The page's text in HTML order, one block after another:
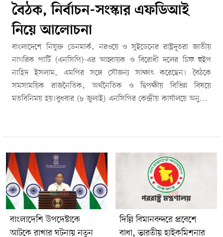
বৈঠক, নির্বাচন-সংস্কার এফডিআই
নিয়ে আলোচনা
বাংলাদেশে নিযুক্ত ডেনমার্ক, নরওয়ে ও সুইডেনের রাষ্ট্রদূতরা জাতীয়
নাগরিক পার্টি (এনসিপি)-এর আহ্বায়ক ও বিরোধী দলের চিফ হুইপ
নাহিদ ইসলাম, এমপির সঙ্গে সৌজন্য সাক্ষাৎ করেছেন। বৈঠকে
সমসাময়িক রাজনৈতিক, অর্থনৈতিক ও দ্বিপক্ষীয় বিভিন্ন বিষয়ে
মতবিনিময় হয়।বুধবার (৮ জুলাই) এনসিপির কেন্দ্রীয় কার্যালয়ে অনুষ্ঠিত
হোকন আরাল্ড গুলব্রানসেন এবং সুইডেনের রাষ্ট্রদূত হিজ এক্সেলেন্সি
নিকোলাস উইকস।এনসিপির পক্ষ থেকে বৈঠকে উপস্থিত ছিলেন দলের
আন্তর্জাতিক বিষয়ক ইন-চার্জ আলাউদ্দিন মোহাম্মদ এবং ইউরোপ ডেস্ক
সমন্বয়কারী নাভিদ নওরোজ শাহ।বৈঠকে সম্প্রতি গণভোটের মাধ্যমে
অনুমোদিত জুলাই সনদ বাস্তবায়নের অগ্রগতি, এর গুরুত্বপূর্ণ সংস্কার,
আসন্ন স্থানীয় সরকার নির্বাচন এবং বাংলাদেশ ও নর্ডিক দেশগুলোর
পারস্পরিক অর্থনৈতিক সহযোগিতার সম্ভাবনা নিয়ে বিস্তারিত আলোচনা
হয়।রাষ্ট্রদূতরা সরকারের প্রস্তাবিত সংবিধান সংস্কার কমিশন বিষয়ে
বাংলাদেশি উপদেষ্টাকে
আটকে রাখার ঘটনায় নতুন
দিল্লি বিমানবন্দরে প্রবেশে
বাধা, ভারতীয় হাইকমিশনার